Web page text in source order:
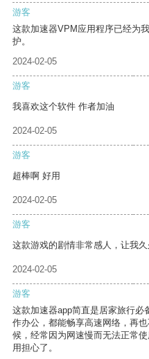
游客
这款加速器VPM应用程序已经为
护。
2024-02-05
游客
我喜欢这个软件 作者加油
2024-02-05
游客
超棒啊 好用
2024-02-05
游客
这款游戏的剧情非常感人，让我久
2024-02-05
游客
这款加速器app简直是居家旅行
作办公，都能畅享高速网络，再
候，经常因为网速慢而无法正常
用担心了。